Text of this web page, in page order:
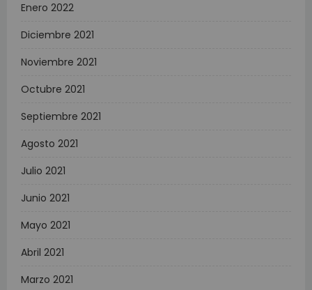
Enero 2022
Diciembre 2021
Noviembre 2021
Octubre 2021
Septiembre 2021
Agosto 2021
Julio 2021
Junio 2021
Mayo 2021
Abril 2021
Marzo 2021